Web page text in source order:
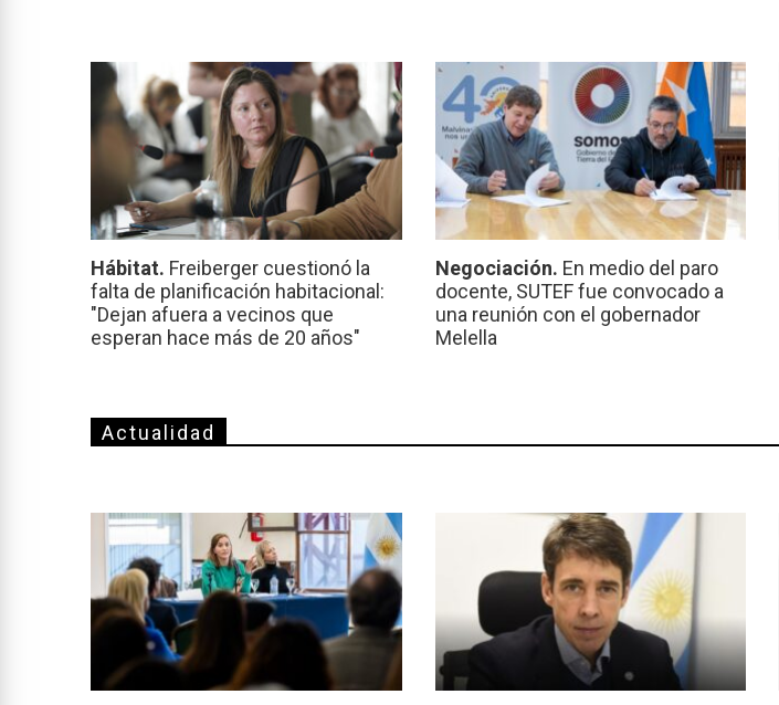
Hábitat. Freiberger cuestionó la
falta de planificación habitacional:
"Dejan afuera a vecinos que
esperan hace más de 20 años"
Negociación. En medio del paro
docente, SUTEF fue convocado a
una reunión con el gobernador
Melella
Actualidad